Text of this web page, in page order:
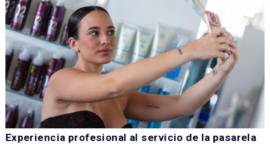
Experiencia profesional al servicio de la pasarela